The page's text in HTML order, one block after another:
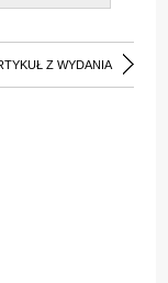
Z WYDANIA